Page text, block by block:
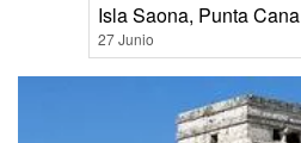
Isla Saona, Punta Cana
27 Junio